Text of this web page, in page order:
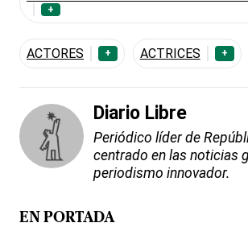
+
ACTORES + ACTRICES +
Diario Libre
Periódico líder de
centrado en las noticias
periodismo innovador.
EN PORTADA